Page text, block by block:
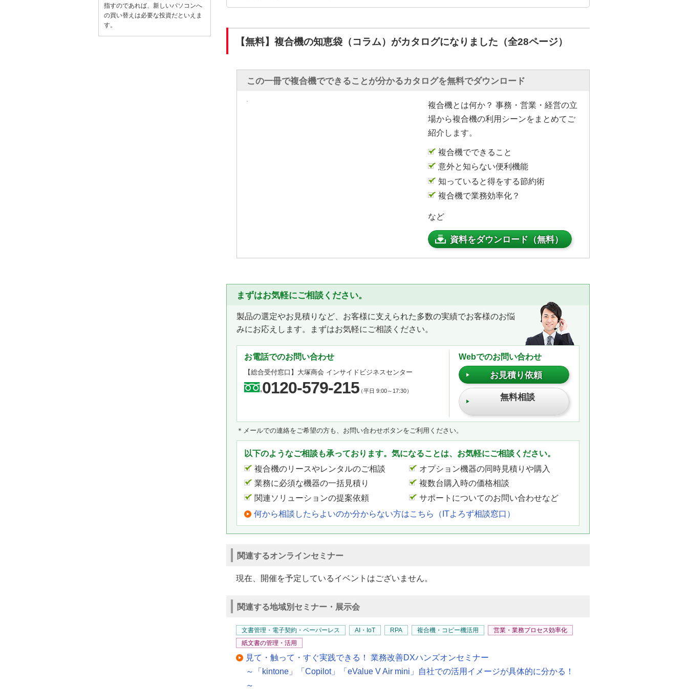
【無料】複合機の知恵袋（コラム）がカタログになりました（全28ページ）
この一冊で複合機でできることが分かるカタログを無料でダウンロード
複合機とは何か？ 事務・営業・経営の立
場から複合機の利用シーンをまとめてご
紹介します。
複合機でできること
意外と知らない便利機能
知っていると得をする節約術
複合機で業務効率化？
など
資料をダウンロード（無料）
まずはお気軽にご相談ください。
製品の選定やお見積りなど、お客様に支えられた多数の実績でお客様のお悩
みにお応えします。まずはお気軽にご相談ください。
お電話でのお問い合わせ
【総合受付窓口】 大塚商会 インサイドビジネスセンター
0120-579-215（平日 9:00～17:30）
Webでのお問い合わせ
お見積り依頼
無料相談
＊メールでの連絡をご希望の方も、お問い合わせボタンをご利用ください。
以下のようなご相談も承っております。気になることは、お気軽にご相談ください。
複合機のリースやレンタルのご相談
オプション機器の同時見積りや購入
業務に必須な機器の一括見積り
複数台購入時の価格相談
関連ソリューションの提案依頼
サポートについてのお問い合わせなど
何から相談したらよいのか分からない方はこちら（ITよろず相談窓口）
関連するオンラインセミナー
現在、開催を予定しているイベントはございません。
関連する地域別セミナー・展示会
文書管理・電子契約・ペーパーレス AI・IoT RPA 複合機・コピー機活用
営業・業務プロセス効率化
紙文書の管理・活用
見て・触って・すぐ実践できる！ 業務改善DXハンズオンセミナー
～「kintone」「Copilot」「eValue V Air mini」自社での活用イメージが具体的に分かる！
～
指すのであれば、新しいパソコンへ
の買い替えは必要な投資だといえま
す。